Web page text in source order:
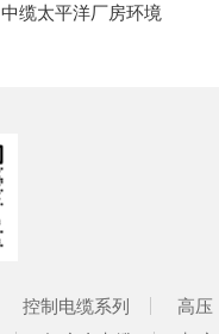
中缆太平洋厂房环境
控制电缆系列
高压